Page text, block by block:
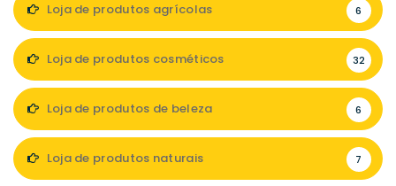
Loja de produtos agrícolas 6
Loja de produtos cosméticos 32
Loja de produtos de beleza 6
Loja de produtos naturais 7